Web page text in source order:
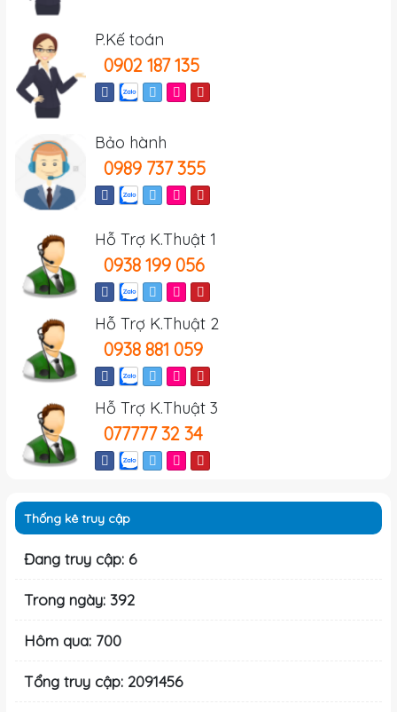
P.Kế toán
0902 187 135
Bảo hành
0989 737 355
Hỗ Trợ K.Thuật 1
0938 199 056
Hỗ Trợ K.Thuật 2
0938 881 059
Hỗ Trợ K.Thuật 3
077777 32 34
Thống kê truy cập
Đang truy cập: 6
Trong ngày: 392
Hôm qua: 700
Tổng truy cập: 2091456